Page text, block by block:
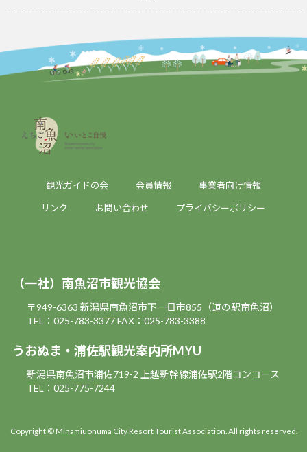
観光ガイドの会 会員情報 事業者向け情報
リンク お問い合わせ プライバシーポリシー
（一社）南魚沼市観光協会
〒949-6363 新潟県南魚沼市下一日市855（道の駅南魚沼）
TEL：025-783-3377FAX：025-783-3388
うおぬま・浦佐駅観光案内所MYU
新潟県南魚沼市浦佐719-2 上越新幹線浦佐駅2階コンコース
TEL：025-775-7244
Copyright © Minamiuonuma City Resort Tourist Association. All rights reserved.